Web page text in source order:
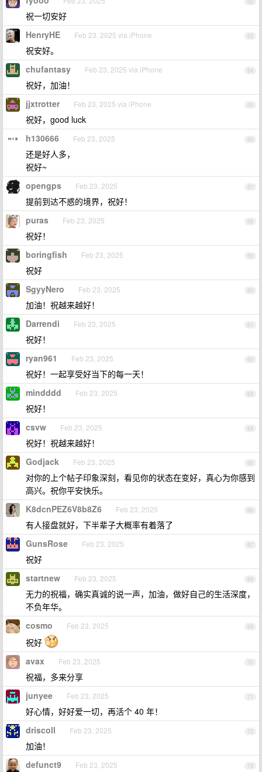
祝一切安好
53
HenryHE Feb 23, 2025 via iPhone
祝安好。
54
chufantasy Feb 23, 2025 via iPhone
祝好，加油！
55
jjxtrotter Feb 23, 2025 via iPhone
祝好，good luck
56
h130666 Feb 23, 2025
还是好人多，
祝好~
57
opengps Feb 23, 2025
提前到达不惑的境界，祝好！
58
puras Feb 23, 2025
祝好！
59
boringfish Feb 23, 2025
祝好
60
SgyyNero Feb 23, 2025
加油！祝越来越好！
61
Darrendi Feb 23, 2025
祝好！
62
ryan961 Feb 23, 2025
祝好！一起享受好当下的每一天！
63
mindddd Feb 23, 2025
祝好！
64
csvw Feb 23, 2025
祝好！祝越来越好！
65
Godjack Feb 23, 2025
对你的上个帖子印象深刻，看见你的状态在变好，真心为你感到
高兴。祝你平安快乐。
66
K8dcnPEZ6V8b8Z6 Feb 23, 2025
有人接盘就好，下半辈子大概率有着落了
67
GunsRose Feb 23, 2025
祝好
68
startnew Feb 23, 2025
无力的祝福，确实真诚的说一声，加油，做好自己的生活深度，
不负年华。
69
cosmo Feb 23, 2025
祝好
70
avax Feb 23, 2025
祝福，多来分享
71
junyee Feb 23, 2025
好心情，好好爱一切，再活个 40 年！
72
driscoll Feb 23, 2025
加油！
73
defunct9 Feb 23, 2025